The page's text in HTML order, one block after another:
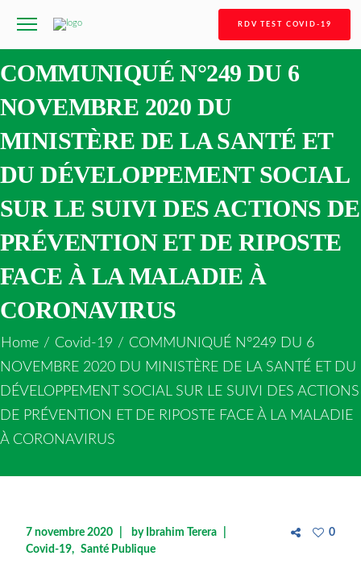
RDV TEST COVID-19
COMMUNIQUÉ N°249 DU 6
NOVEMBRE 2020 DU
MINISTÈRE DE LA SANTÉ ET
DU DÉVELOPPEMENT SOCIAL
SUR LE SUIVI DES ACTIONS DE
PRÉVENTION ET DE RIPOSTE
FACE À LA MALADIE À
CORONAVIRUS
Home / Covid-19 / COMMUNIQUÉ N°249 DU 6
NOVEMBRE 2020 DU MINISTÈRE DE LA SANTÉ ET DU
DÉVELOPPEMENT SOCIAL SUR LE SUIVI DES ACTIONS
DE PRÉVENTION ET DE RIPOSTE FACE À LA MALADIE
À CORONAVIRUS
7 novembre 2020 by Ibrahim Terera
Covid-19
Santé Publique
0